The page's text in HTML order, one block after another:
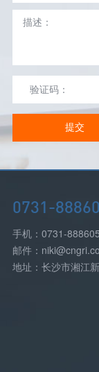
提交
0731-
手机：0731-
邮件：
地址：长沙市湘江